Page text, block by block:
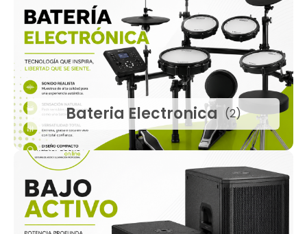
Bateria Electronica (2)